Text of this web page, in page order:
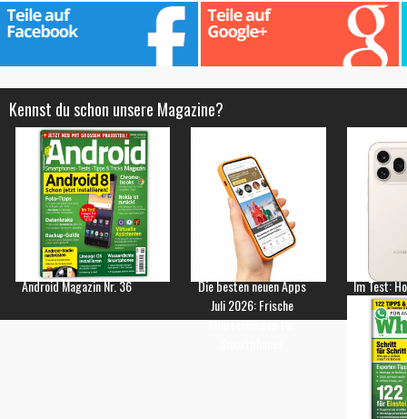
Kennst du schon unsere Magazine?
Android Magazin Nr. 36
Die besten neuen Apps
Juli 2026: Frische
Empfehlungen für
Im Test: